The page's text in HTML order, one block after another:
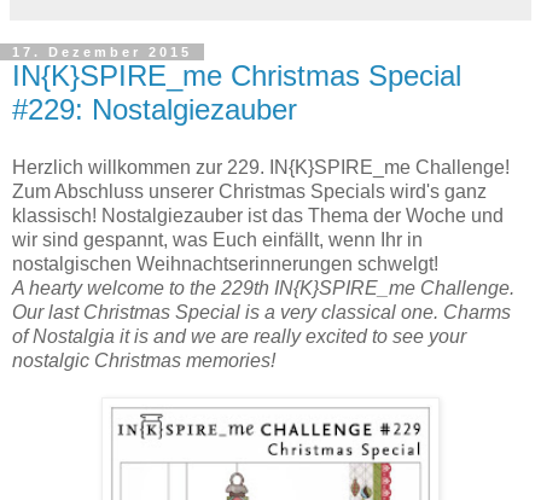
17. Dezember 2015
IN{K}SPIRE_me Christmas Special
#229: Nostalgiezauber
Herzlich willkommen zur 229. IN{K}SPIRE_me Challenge!
Zum Abschluss unserer Christmas Specials wird's ganz
klassisch! Nostalgiezauber ist das Thema der Woche und
wir sind gespannt, was Euch einfällt, wenn Ihr in
nostalgischen Weihnachtserinnerungen schwelgt!
A hearty welcome to the 229th IN{K}SPIRE_me Challenge.
Our last Christmas Special is a very classical one. Charms
of Nostalgia it is and we are really excited to see your
nostalgic Christmas memories!